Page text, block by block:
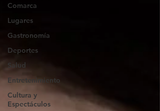
Comarca
Lugares
Gastronomía
Deportes
Salud
Entretenimiento
Cultura y
Espectáculos